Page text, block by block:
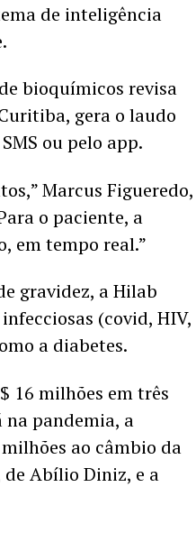
de inteligência
bioquímicos revisa
gera o laudo
ou pelo app.
Marcus Figueredo,
o paciente, a
em tempo real.”
gravidez, a Hilab
(covid, HIV,
a diabetes.
16 milhões em três
pandemia, a
ao câmbio da
de Abílio Diniz, e a